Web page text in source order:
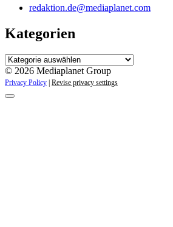
redaktion.de@mediaplanet.com
Kategorien
Kategorien
© 2026 Mediaplanet Group
Privacy Policy Revise privacy settings